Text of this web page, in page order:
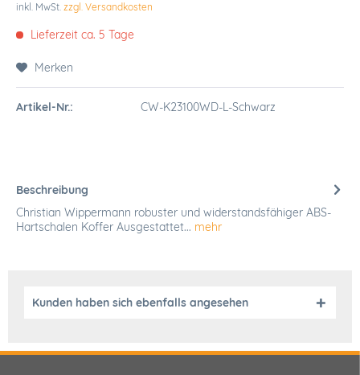
inkl. MwSt. zzgl. Versandkosten
Lieferzeit ca. 5 Tage
Merken
Artikel-Nr.: CW-K23100WD-L-Schwarz
Beschreibung
Christian Wippermann robuster und widerstandsfähiger ABS-
Hartschalen Koffer Ausgestattet... mehr
Kunden haben sich ebenfalls angesehen